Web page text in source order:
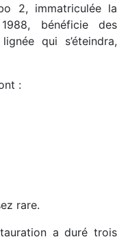
2, immatriculée la
bénéficie des
qui s’éteindra,
:
rare.
a duré trois